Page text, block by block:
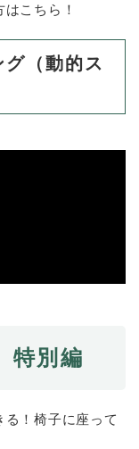
こちら！
（動的ス
特別編
！椅子に座って